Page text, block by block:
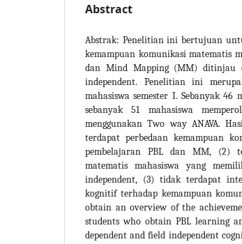
Abstract
Abstrak: Penelitian ini bertujuan
kemampuan komunikasi matematis
dan Mind Mapping (MM) ditinjau
independent. Penelitian ini
mahasiswa semester I. Sebanyak 46
sebanyak 51 mahasiswa
menggunakan Two way ANAVA.
terdapat perbedaan kemampuan
pembelajaran PBL dan MM, (2)
matematis mahasiswa yang
independent, (3) tidak terdapat
kognitif terhadap kemampuan
obtain an overview of the
students who obtain PBL learning
dependent and field independent